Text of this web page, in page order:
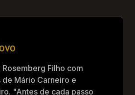
Rosemberg Filho com
Mário Carneiro e
"Antes de cada passo